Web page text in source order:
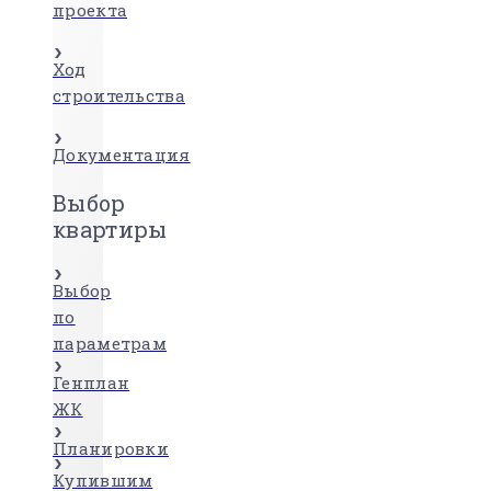
проекта
Ход
строительства
Документация
Выбор
квартиры
Выбор
по
параметрам
Генплан
ЖК
Планировки
Купившим